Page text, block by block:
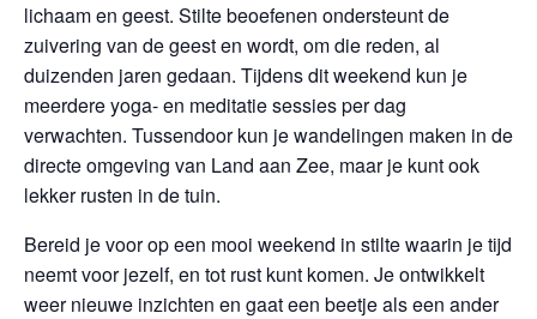
lichaam en geest. Stilte beoefenen ondersteunt de
zuivering van de geest en wordt, om die reden, al
duizenden jaren gedaan. Tijdens dit weekend kun je
meerdere yoga- en meditatie sessies per dag
verwachten. Tussendoor kun je wandelingen maken in de
directe omgeving van Land aan Zee, maar je kunt ook
lekker rusten in de tuin.
Bereid je voor op een mooi weekend in stilte waarin je tijd
neemt voor jezelf, en tot rust kunt komen. Je ontwikkelt
weer nieuwe inzichten en gaat een beetje als een ander